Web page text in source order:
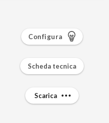
Configura
Scheda tecnica
Scarica